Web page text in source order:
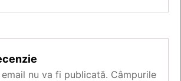
nu va fi publicată. Câmpurile